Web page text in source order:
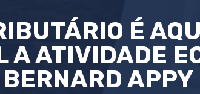
É
A ATIVIDADE
BERNARD APPY